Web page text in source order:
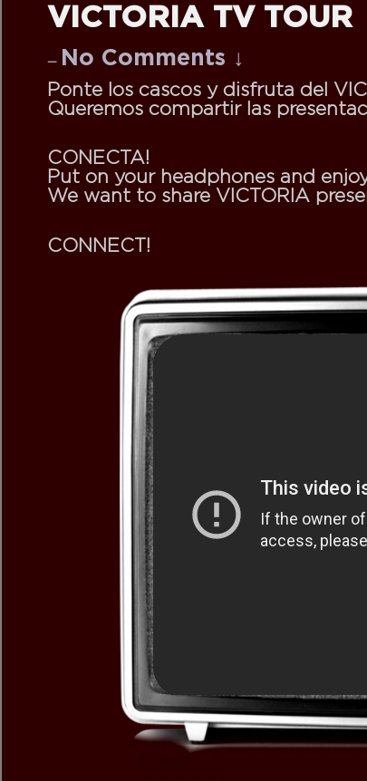
VICTORIA TV TOUR
— No Comments ↓
Ponte los cascos y disfruta del
Queremos compartir las
CONECTA!
Put on your headphones and
We want to share VICTORIA
CONNECT!